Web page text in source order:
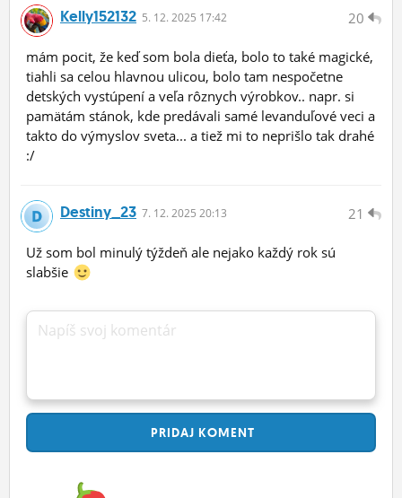
20
Kelly152132 5. 12. 2025 17:42
mám pocit, že keď som bola dieťa, bolo to také magické,
tiahli sa celou hlavnou ulicou, bolo tam nespočetne
detských vystúpení a veľa rôznych výrobkov.. napr. si
pamätám stánok, kde predávali samé levanduľové veci a
takto do výmyslov sveta... a tiež mi to neprišlo tak drahé
:/
21
Destiny_23 7. 12. 2025 20:13
Už som bol minulý týždeň ale nejako každý rok sú
slabšie
Napíš svoj komentár
PRIDAJ KOMENT